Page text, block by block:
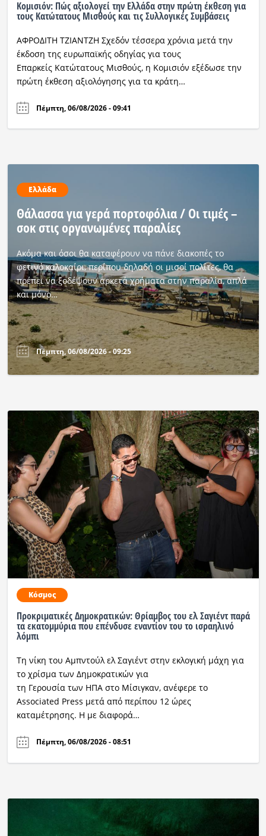
Κομισιόν: Πώς αξιολογεί την Ελλάδα στην πρώτη έκθεση για
τους Κατώτατους Μισθούς και τις Συλλογικές Συμβάσεις
ΑΦΡΟΔΙΤΗ ΤΖΙΑΝΤΖΗ Σχεδόν τέσσερα χρόνια μετά την
έκδοση της ευρωπαϊκής οδηγίας για τους
Επαρκείς Κατώτατους Μισθούς, η Κομισιόν εξέδωσε την
πρώτη έκθεση αξιολόγησης για τα κράτη…
Πέμπτη, 06/08/2026 - 09:41
Ελλάδα
Θάλασσα για γερά πορτοφόλια / Οι τιμές –
σοκ στις οργανωμένες παραλίες
Ακόμα και όσοι θα καταφέρουν να πάνε διακοπές το
φετινό καλοκαίρι, περίπου δηλαδή οι μισοί πολίτες, θα
πρέπει να ξοδέψουν αρκετά χρήματα στην παραλία, απλά
και μόνο…
Πέμπτη, 06/08/2026 - 09:25
Κόσμος
Προκριματικές Δημοκρατικών: Θρίαμβος του ελ Σαγιέντ παρά
τα εκατομμύρια που επένδυσε εναντίον του το ισραηλινό
λόμπι
Τη νίκη του Αμπντούλ ελ Σαγιέντ στην εκλογική μάχη για
το χρίσμα των Δημοκρατικών για
τη Γερουσία των ΗΠΑ στο Μίσιγκαν, ανέφερε το
Associated Press μετά από περίπου 12 ώρες
καταμέτρησης. Η με διαφορά…
Πέμπτη, 06/08/2026 - 08:51